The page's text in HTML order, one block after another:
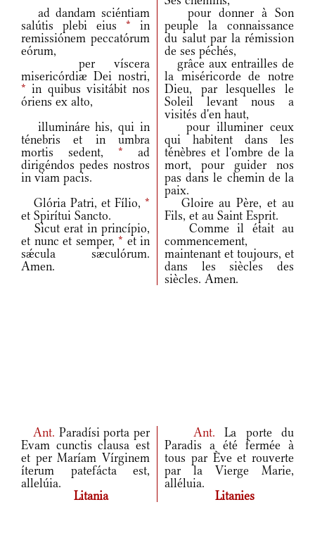
ad dandam sciéntiam
salútis plebi eius * in
remissiónem peccatórum
eórum,
pour donner à Son
peuple la connaissance
du salut par la rémission
de ses péchés,
per víscera
misericórdiæ Dei nostri,
* in quibus visitábit nos
óriens ex alto,
grâce aux entrailles de
la miséricorde de notre
Dieu, par lesquelles le
Soleil levant nous a
visités d'en haut,
illumináre his, qui in
ténebris et in umbra
mortis sedent, * ad
dirigéndos pedes nostros
in viam pacis.
pour illuminer ceux
qui habitent dans les
ténèbres et l'ombre de la
mort, pour guider nos
pas dans le chemin de la
paix.
Glória Patri, et Fílio, *
et Spirítui Sancto.
Gloire au Père, et au
Fils, et au Saint Esprit.
Sicut erat in princípio,
et nunc et semper, * et in
sǽcula sæculórum.
Amen.
Comme il était au
commencement,
maintenant et toujours, et
dans les siècles des
siècles. Amen.
Ant. Paradísi porta per
Evam cunctis clausa est
et per Maríam Vírginem
íterum patefácta est,
allelúia.
Ant. La porte du
Paradis a été fermée à
tous par Ève et rouverte
par la Vierge Marie,
alléluia.
Litania
Litanies